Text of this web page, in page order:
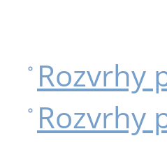
Rozvrhy
Rozvrhy